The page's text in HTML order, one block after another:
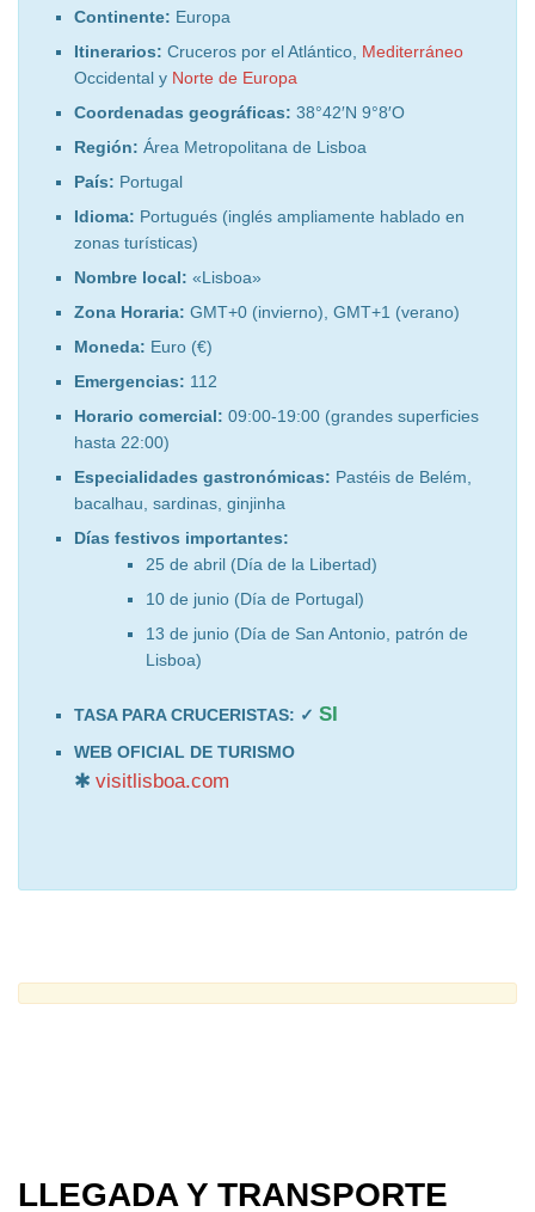
Continente: Europa
Itinerarios: Cruceros por el Atlántico, Mediterráneo
Occidental y Norte de Europa
Coordenadas geográficas: 38°42′N 9°8′O
Región: Área Metropolitana de Lisboa
País: Portugal
Idioma: Portugués (inglés ampliamente hablado en
zonas turísticas)
Nombre local: «Lisboa»
Zona Horaria: GMT+0 (invierno), GMT+1 (verano)
Moneda: Euro (€)
Emergencias: 112
Horario comercial: 09:00-19:00 (grandes superficies
hasta 22:00)
Especialidades gastronómicas: Pastéis de Belém,
bacalhau, sardinas, ginjinha
Días festivos importantes:
25 de abril (Día de la Libertad)
10 de junio (Día de Portugal)
13 de junio (Día de San Antonio, patrón de
Lisboa)
TASA PARA CRUCERISTAS: ✓ SI
WEB OFICIAL DE TURISMO
✱ visitlisboa.com
LLEGADA Y TRANSPORTE